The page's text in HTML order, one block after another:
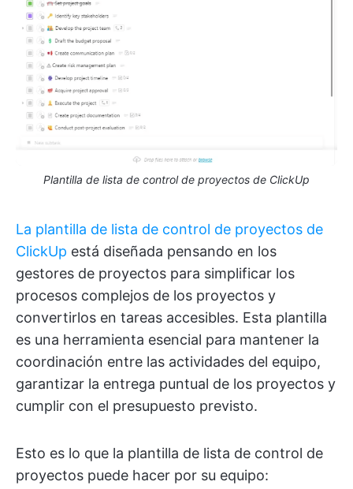
Plantilla de lista de control de proyectos de ClickUp
La plantilla de lista de control de proyectos de
ClickUp está diseñada pensando en los
gestores de proyectos para simplificar los
procesos complejos de los proyectos y
convertirlos en tareas accesibles. Esta plantilla
es una herramienta esencial para mantener la
coordinación entre las actividades del equipo,
garantizar la entrega puntual de los proyectos y
cumplir con el presupuesto previsto.
Esto es lo que la plantilla de lista de control de
proyectos puede hacer por su equipo: